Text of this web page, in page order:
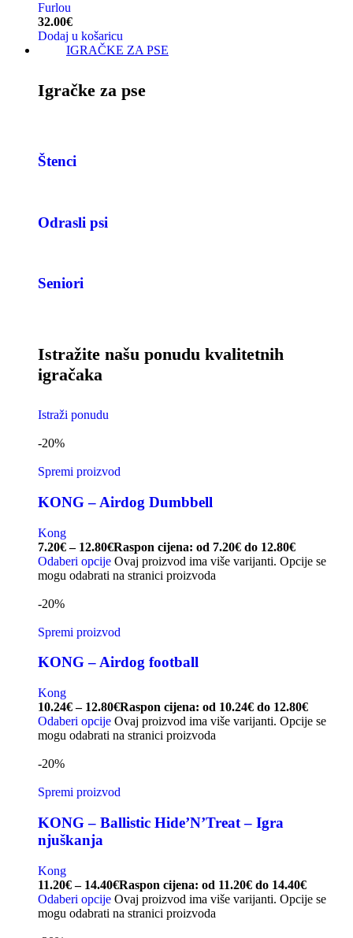
Furlou
32.00€
Dodaj u košaricu
IGRAČKE ZA PSE
Igračke za pse
Štenci
Odrasli psi
Seniori
Istražite našu ponudu kvalitetnih
igračaka
Istraži ponudu
-20%
Spremi proizvod
KONG – Airdog Dumbbell
Kong
7.20€ – 12.80€Raspon cijena: od 7.20€ do 12.80€
Odaberi opcije Ovaj proizvod ima više varijanti. Opcije se
mogu odabrati na stranici proizvoda
-20%
Spremi proizvod
KONG – Airdog football
Kong
10.24€ – 12.80€Raspon cijena: od 10.24€ do 12.80€
Odaberi opcije Ovaj proizvod ima više varijanti. Opcije se
mogu odabrati na stranici proizvoda
-20%
Spremi proizvod
KONG – Ballistic Hide’N’Treat – Igra
njuškanja
Kong
11.20€ – 14.40€Raspon cijena: od 11.20€ do 14.40€
Odaberi opcije Ovaj proizvod ima više varijanti. Opcije se
mogu odabrati na stranici proizvoda